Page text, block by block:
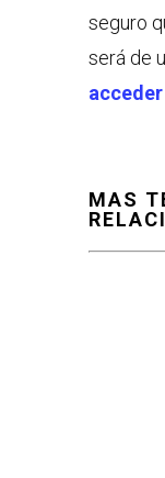
seguro
será de
acceder
MAS